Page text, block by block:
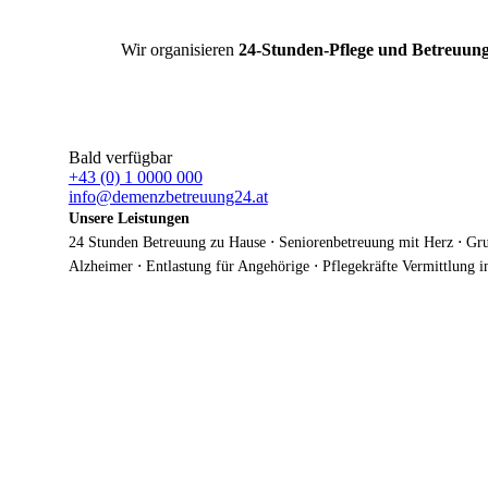
Wir organisieren 24-Stunden-Pflege und
Bald verfügbar
+43 (0) 1 0000 000
info@demenzbetreuung24.at
Unsere Leistungen
24 Stunden Betreuung zu Hause ⋅ Seniorenbetreuung mit Herz ⋅
Alzheimer ⋅ Entlastung für Angehörige ⋅ Pflegekräfte Vermittlung